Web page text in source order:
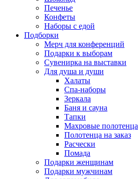
Печенье
Конфеты
Наборы с едой
Подборки
Мерч для конференций
Подарки к выборам
Сувенирка на выставки
Для душа и души
Халаты
Спа-наборы
Зеркала
Баня и сауна
Тапки
Махровые полотенца
Полотенца на заказ
Расчески
Помада
Подарки женщинам
Подарки мужчинам